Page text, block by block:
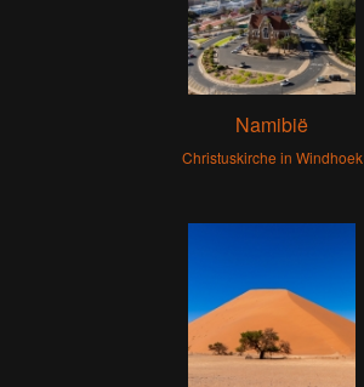
Namibië
Christuskirche in Windhoek